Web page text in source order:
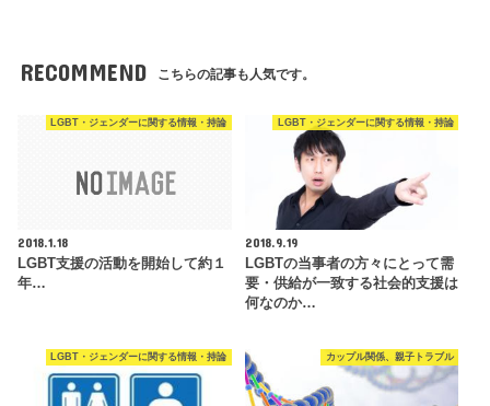
RECOMMEND こちらの記事も人気です。
LGBT・ジェンダーに関する情報・持論
2018.1.18
LGBT支援の活動を開始して約１
年…
LGBT・ジェンダーに関する情報・持論
2018.9.19
LGBTの当事者の方々にとって需
要・供給が一致する社会的支援は
何なのか…
LGBT・ジェンダーに関する情報・持論 カップル関係、親子トラブル